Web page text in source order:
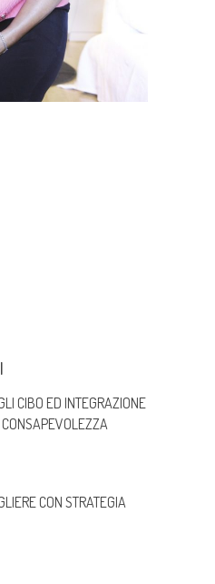
CIBO ED INTEGRAZIONE
CONSAPEVOLEZZA
CON STRATEGIA